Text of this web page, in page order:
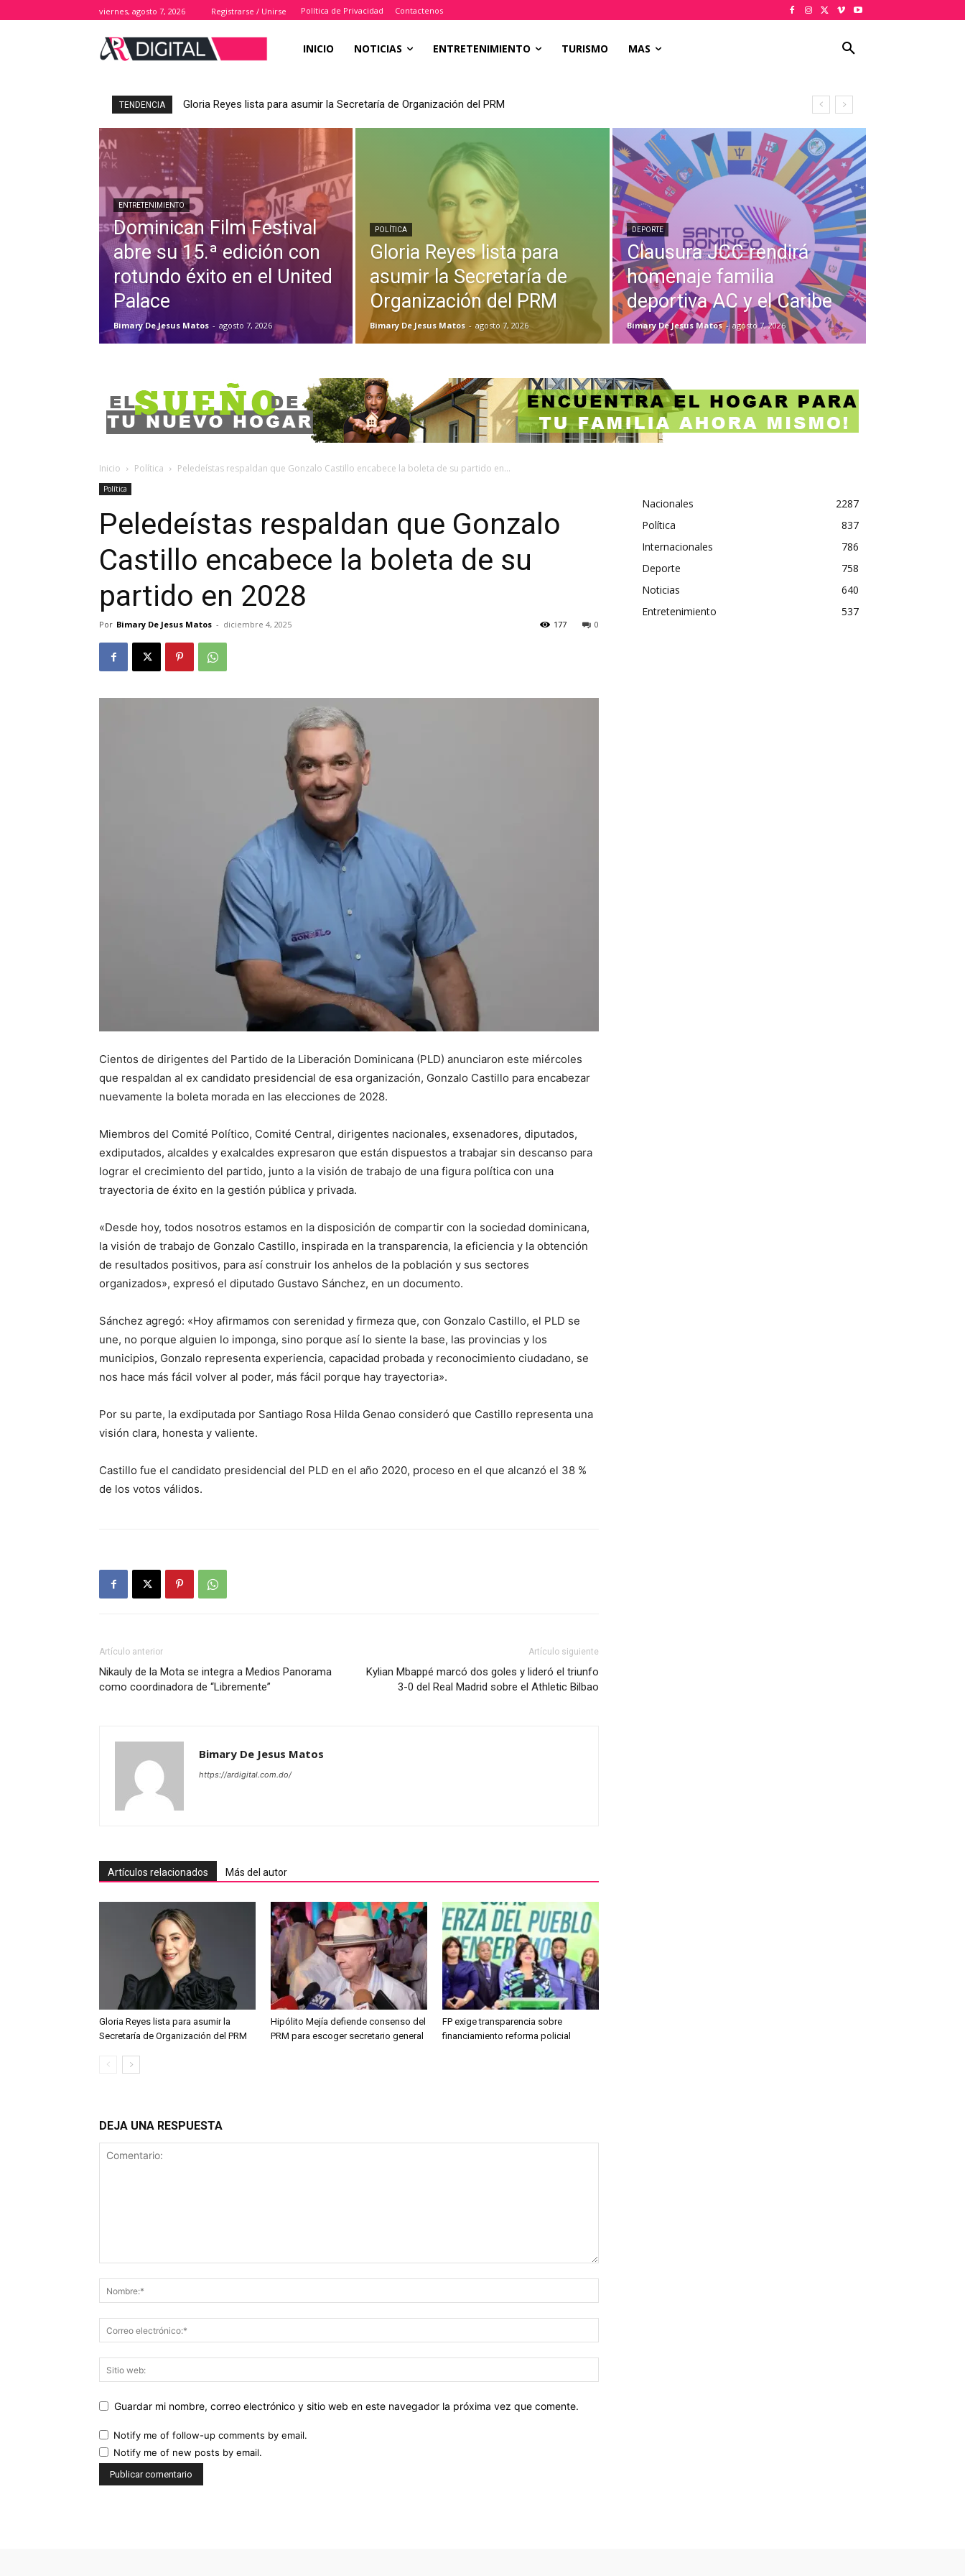
viernes, agosto 7, 2026 Registrarse / Unirse Política de Privacidad Contactenos
INICIO NOTICIAS ENTRETENIMIENTO TURISMO MAS
TENDENCIA Gloria Reyes lista para asumir la Secretaría de Organización del PRM
ENTRETENIMIENTO
Dominican Film Festival
abre su 15.ª edición con
rotundo éxito en el United
Palace
Bimary De Jesus Matos - agosto 7, 2026
POLÍTICA
Gloria Reyes lista para
asumir la Secretaría de
Organización del PRM
Bimary De Jesus Matos - agosto 7, 2026
DEPORTE
Clausura JCC rendirá
homenaje familia
deportiva AC y el Caribe
Bimary De Jesus Matos - agosto 7, 2026
Inicio Política Peledeístas respaldan que Gonzalo Castillo encabece la boleta de su partido en...
Política
Peledeístas respaldan que Gonzalo
Castillo encabece la boleta de su
partido en 2028
Por Bimary De Jesus Matos - diciembre 4, 2025 0
177
Cientos de dirigentes del Partido de la Liberación Dominicana (PLD) anunciaron este miércoles
que respaldan al ex candidato presidencial de esa organización, Gonzalo Castillo para encabezar
nuevamente la boleta morada en las elecciones de 2028.
Miembros del Comité Político, Comité Central, dirigentes nacionales, exsenadores, diputados,
exdiputados, alcaldes y exalcaldes expresaron que están dispuestos a trabajar sin descanso para
lograr el crecimiento del partido, junto a la visión de trabajo de una figura política con una
trayectoria de éxito en la gestión pública y privada.
«Desde hoy, todos nosotros estamos en la disposición de compartir con la sociedad dominicana,
la visión de trabajo de Gonzalo Castillo, inspirada en la transparencia, la eficiencia y la obtención
de resultados positivos, para así construir los anhelos de la población y sus sectores
organizados», expresó el diputado Gustavo Sánchez, en un documento.
Sánchez agregó: «Hoy afirmamos con serenidad y firmeza que, con Gonzalo Castillo, el PLD se
une, no porque alguien lo imponga, sino porque así lo siente la base, las provincias y los
municipios, Gonzalo representa experiencia, capacidad probada y reconocimiento ciudadano, se
nos hace más fácil volver al poder, más fácil porque hay trayectoria».
Por su parte, la exdiputada por Santiago Rosa Hilda Genao consideró que Castillo representa una
visión clara, honesta y valiente.
Castillo fue el candidato presidencial del PLD en el año 2020, proceso en el que alcanzó el 38 %
de los votos válidos.
Artículo anterior
Nikauly de la Mota se integra a Medios Panorama
como coordinadora de “Libremente”
Artículo siguiente
Kylian Mbappé marcó dos goles y lideró el triunfo
3-0 del Real Madrid sobre el Athletic Bilbao
Bimary De Jesus Matos
https://ardigital.com.do/
Artículos relacionados Más del autor
Gloria Reyes lista para asumir la
Secretaría de Organización del PRM
Hipólito Mejía defiende consenso del
PRM para escoger secretario general
FP exige transparencia sobre
financiamiento reforma policial
DEJA UNA RESPUESTA
Guardar mi nombre, correo electrónico y sitio web en este navegador la próxima vez que comente.
Notify me of follow-up comments by email.
Notify me of new posts by email.
Nacionales
2287
Política
837
Internacionales
786
Deporte
758
Noticias
640
Entretenimiento
537